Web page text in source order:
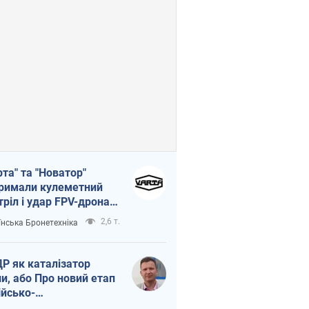
та "Новатор"
кулеметний
і удар FPV-дрона,
життя
ЗСУ
Бронетехніка 2,6 т.
як каталізатор
або Про новий етап